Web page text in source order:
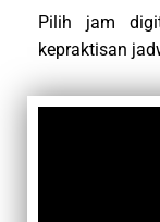
Pilih jam
kepraktisan